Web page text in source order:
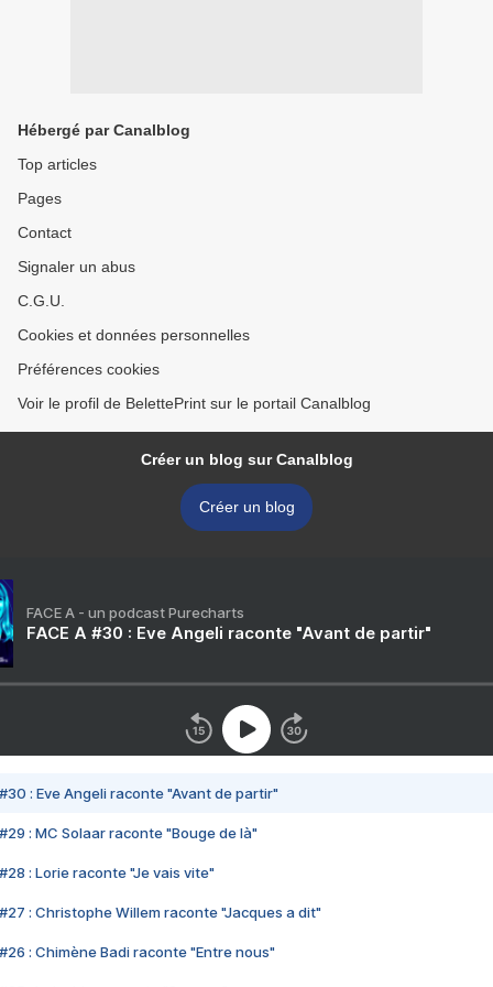
Hébergé par Canalblog
Top articles
Pages
Contact
Signaler un abus
C.G.U.
Cookies et données personnelles
Préférences cookies
Voir le profil de BelettePrint sur le portail Canalblog
Créer un blog sur Canalblog
Créer un blog
FACE A - un podcast Purecharts
FACE A #30 : Eve Angeli raconte "Avant de partir"
#30 : Eve Angeli raconte "Avant de partir"
#29 : MC Solaar raconte "Bouge de là"
#28 : Lorie raconte "Je vais vite"
#27 : Christophe Willem raconte "Jacques a dit"
#26 : Chimène Badi raconte "Entre nous"